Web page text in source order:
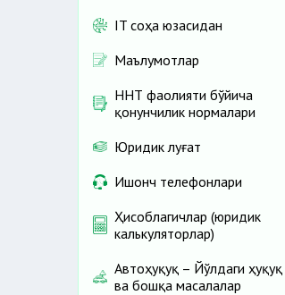
IT соҳа юзасидан
Маълумотлар
ННТ фаолияти бўйича
қонунчилик нормалари
Юридик луғат
Ишонч телефонлари
Ҳисоблагичлар (юридик
калькуляторлар)
Автоҳуқуқ – Йўлдаги ҳуқуқ
ва бошқа масалалар